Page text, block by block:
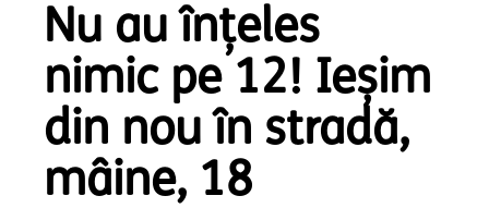
Nu au înțeles
nimic pe 12! Ieșim
din nou în stradă,
mâine, 18